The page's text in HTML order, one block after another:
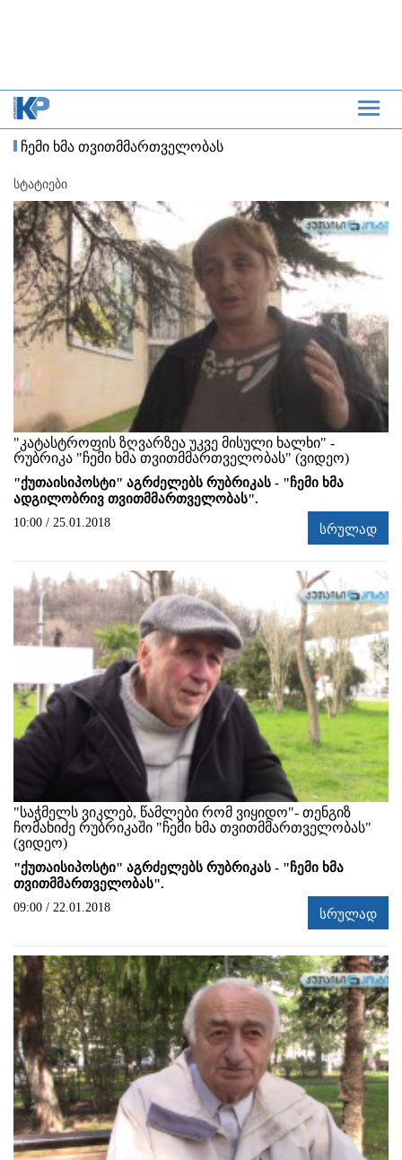
ჩემი ხმა თვითმმართველობას
სტატიები
"კატასტროფის ზღვარზეა უკვე მისული ხალხი" -
რუბრიკა "ჩემი ხმა თვითმმართველობას" (ვიდეო)
"ქუთაისიპოსტი" აგრძელებს რუბრიკას - "ჩემი ხმა
ადგილობრივ თვითმმართველობას".
10:00 / 25.01.2018 სრულად
"საჭმელს ვიკლებ, წამლები რომ ვიყიდო"- თენგიზ
ჩომახიძე რუბრიკაში "ჩემი ხმა თვითმმართველობას"
(ვიდეო)
"ქუთაისიპოსტი" აგრძელებს რუბრიკას - "ჩემი ხმა
თვითმმართველობას".
09:00 / 22.01.2018 სრულად